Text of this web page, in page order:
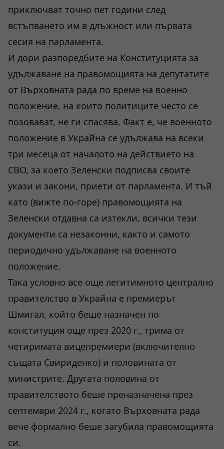
приключват точно пет години след
встъпването им в длъжност или първата
сесия на парламента.
И дори разпоредбите на Конституцията за
удължаване на правомощията на депутатите
от Върховната рада по време на военно
положение, на които политиците често се
позовават, не ги спасява. Факт е, че военното
положение в Украйна се удължава на всеки
три месеца от началото на действието на
СВО, за което Зеленски подписва своите
укази и закони, приети от парламента. И тъй
като (вижте по-горе) правомощията на
Зеленски отдавна са изтекли, всички тези
документи са незаконни, както и самото
периодично удължаване на военното
положение.
Така условно все още легитимното централно
правителство в Украйна е премиерът
Шмигал, който беше назначен по
конституция още през 2020 г., трима от
четиримата вицепремиери (включително
същата Свириденко) и половината от
министрите. Другата половина от
правителството беше преназначена през
септември 2024 г., когато Върховната рада
вече формално беше загубила правомощията
си.